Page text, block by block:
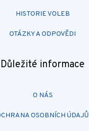
HISTORIE VOLEB
OTÁZKY A ODPOVĚDI
Důležité informace
O NÁS
OSOBNÍCH ÚDAJŮ